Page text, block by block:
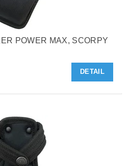
POWER MAX, SCORPY
DETAIL